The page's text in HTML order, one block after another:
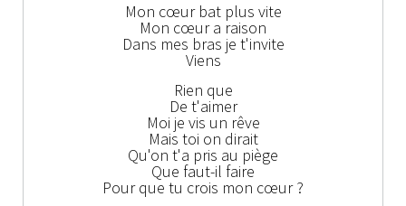
Mon cœur bat plus vite
Mon cœur a raison
Dans mes bras je t'invite
Viens
Rien que
De t'aimer
Moi je vis un rêve
Mais toi on dirait
Qu'on t'a pris au piège
Que faut-il faire
Pour que tu crois mon cœur ?